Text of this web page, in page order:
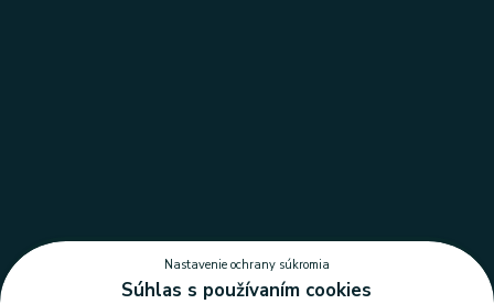
Nastavenie ochrany súkromia
Súhlas s používaním cookies